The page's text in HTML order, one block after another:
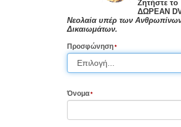
Ζητήστε το
ΔΩΡΕΑΝ
Νεολαία υπέρ των
Δικαιωμάτων.
Προσφώνηση
Όνομα